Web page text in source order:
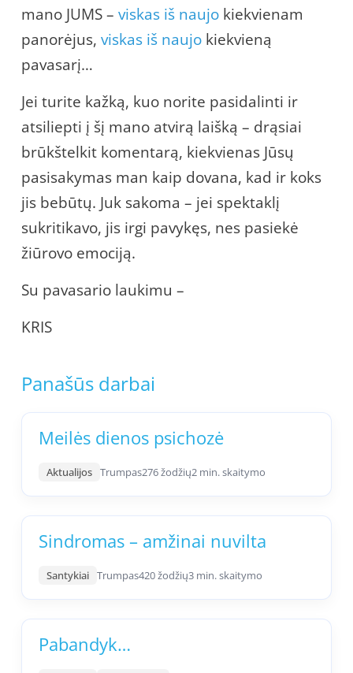
mano JUMS – viskas iš naujo kiekvienam
panorėjus, viskas iš naujo kiekvieną
pavasarį…
Jei turite kažką, kuo norite pasidalinti ir
atsiliepti į šį mano atvirą laišką – drąsiai
brūkštelkit komentarą, kiekvienas Jūsų
pasisakymas man kaip dovana, kad ir koks
jis bebūtų. Juk sakoma – jei spektaklį
sukritikavo, jis irgi pavykęs, nes pasiekė
žiūrovo emociją.
Su pavasario laukimu –
KRIS
Panašūs darbai
Meilės dienos psichozė
Aktualijos Trumpas276 žodžių2 min. skaitymo
Sindromas – amžinai nuvilta
Santykiai Trumpas420 žodžių3 min. skaitymo
Pabandyk…